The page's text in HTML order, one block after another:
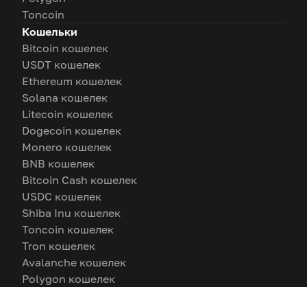
Toncoin
Кошельки
Bitcoin кошелек
USDT кошелек
Ethereum кошелек
Solana кошелек
Litecoin кошелек
Dogecoin кошелек
Monero кошелек
BNB кошелек
Bitcoin Cash кошелек
USDC кошелек
Shiba Inu кошелек
Toncoin кошелек
Tron кошелек
Avalanche кошелек
Polygon кошелек